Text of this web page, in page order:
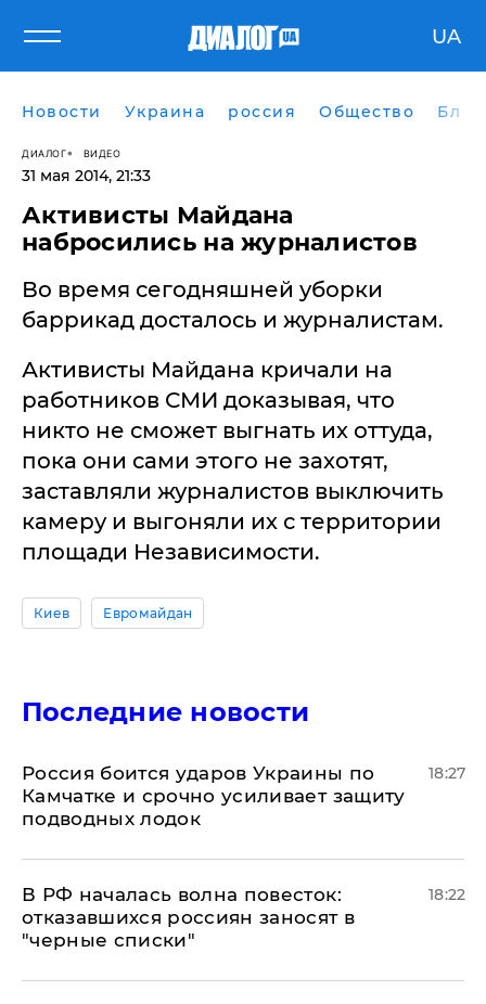
UA
Новости Украина россия Общество
ДИАЛОГ ВИДЕО
31 мая 2014, 21:33
Активисты Майдана
набросились на журналистов
Во время сегодняшней уборки
баррикад досталось и журналистам.
Активисты Майдана кричали на
работников СМИ доказывая, что
никто не сможет выгнать их оттуда,
пока они сами этого не захотят,
заставляли журналистов выключить
камеру и выгоняли их с территории
площади Независимости.
Киев Евромайдан
Последние новости
Россия боится ударов Украины по
Камчатке и срочно усиливает защиту
подводных лодок
18:27
​В РФ началась волна повесток:
отказавшихся россиян заносят в
"черные списки"
18:22